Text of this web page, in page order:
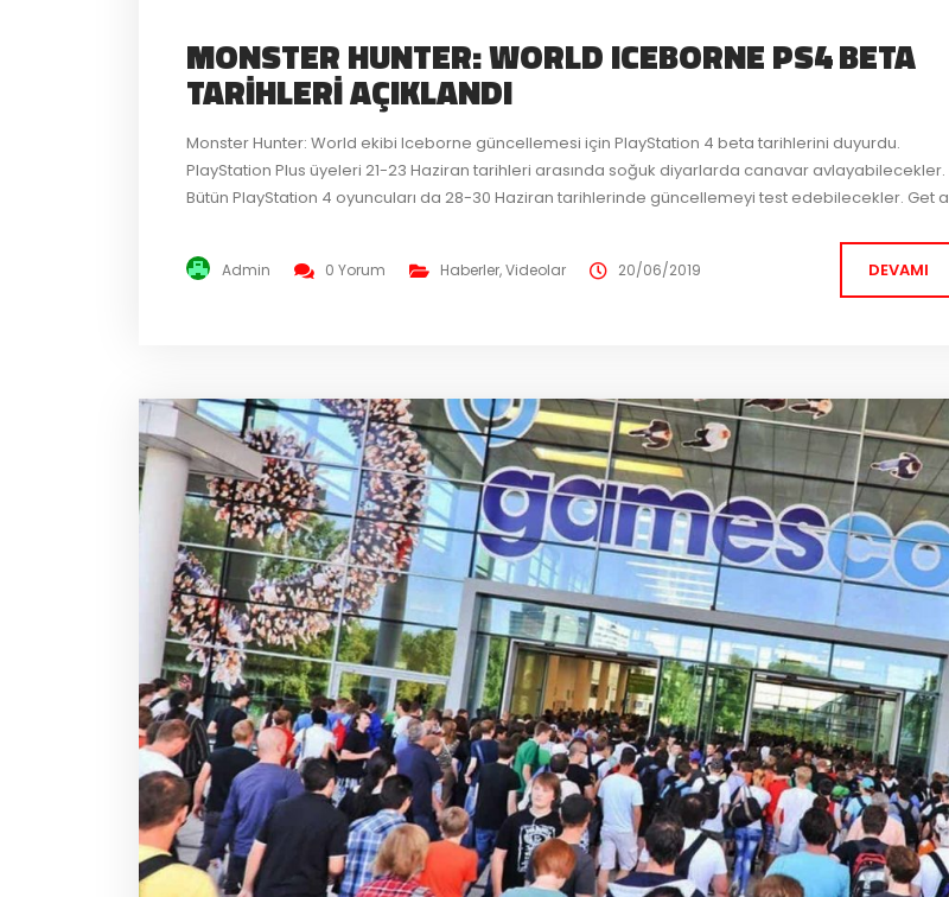
MONSTER HUNTER: WORLD ICEBORNE PS4 BETA
TARIHLERI AÇIKLANDI
Monster Hunter: World ekibi Iceborne güncellemesi için PlayStation 4 beta tarihlerini duyurdu.
PlayStation Plus üyeleri 21-23 Haziran tarihleri arasında soğuk diyarlarda canavar avlayabilecekler.
Bütün PlayStation 4 oyuncuları da 28-30 Haziran tarihlerinde güncellemeyi test edebilecekler. Get a
23. All...
Admin 0 Yorum Haberler,Videolar 20/06/2019 DEVAMI